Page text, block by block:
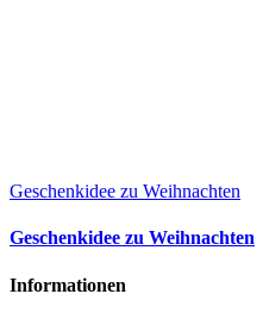
Geschenkidee zu Weihnachten
Geschenkidee zu Weihnachten
Informationen